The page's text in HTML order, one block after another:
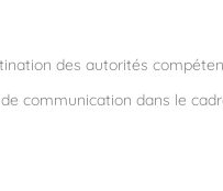
des autorités
communication dans le